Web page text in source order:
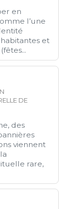
en
l’une
et
DE
des
viennent
rare,